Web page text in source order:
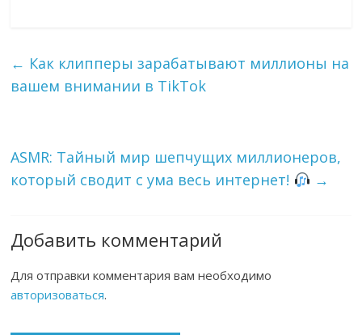
← Как клипперы зарабатывают миллионы на
вашем внимании в TikTok
ASMR: Тайный мир шепчущих миллионеров,
который сводит с ума весь интернет!
→
Добавить комментарий
Для отправки комментария вам необходимо
авторизоваться.